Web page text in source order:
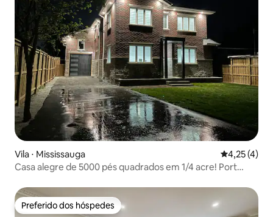
Vila ⋅ Mississauga 4,25 de
4,25 (4)
Casa alegre de 5000 pés quadrados em 1/4 acre! Port
Preferido dos hóspedes
Preferido dos hóspedes